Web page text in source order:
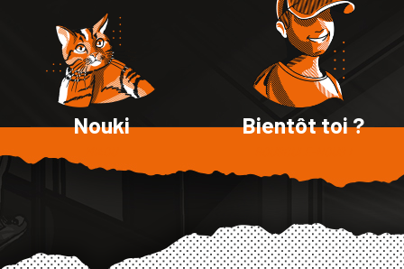
Nouki Bientôt toi ?